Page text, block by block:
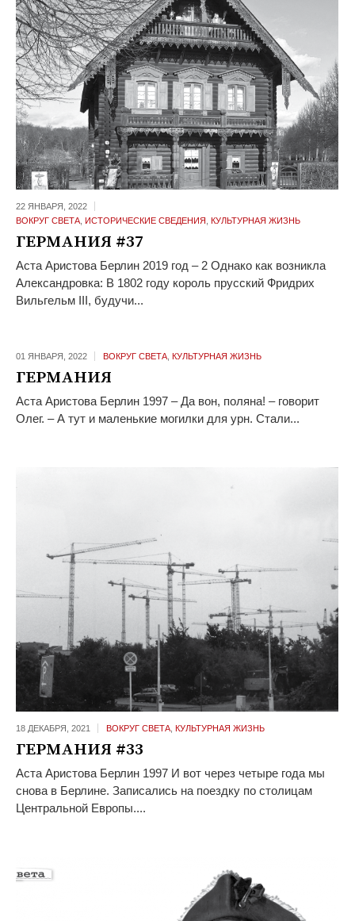
22 ЯНВАРЯ, 2022
ВОКРУГ СВЕТА, ИСТОРИЧЕСКИЕ СВЕДЕНИЯ КУЛЬТУРНАЯ ЖИЗНЬ
ГЕРМАНИЯ #37
Аста Аристова Берлин 2019 год – 2 Однако как возникла
Александровка: В 1802 году король прусский Фридрих
Вильгельм III, будучи...
01 ЯНВАРЯ, 2022 ВОКРУГ СВЕТА, КУЛЬТУРНАЯ ЖИЗНЬ
ГЕРМАНИЯ
Аста Аристова Берлин 1997 – Да вон, поляна! – говорит
Олег. – А тут и маленькие могилки для урн. Стали...
18 ДЕКАБРЯ, 2021 ВОКРУГ СВЕТА, КУЛЬТУРНАЯ ЖИЗНЬ
ГЕРМАНИЯ #33
Аста Аристова Берлин 1997 И вот через четыре года мы
снова в Берлине. Записались на поездку по столицам
Центральной Европы....